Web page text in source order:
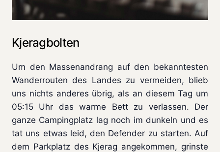
Kjeragbolten
Um den Massenandrang auf den bekanntesten
Wanderrouten des Landes zu vermeiden, blieb
uns nichts anderes übrig, als an diesem Tag um
05:15 Uhr das warme Bett zu verlassen. Der
ganze Campingplatz lag noch im dunkeln und es
tat uns etwas leid, den Defender zu starten. Auf
dem Parkplatz des Kjerag angekommen, grinste